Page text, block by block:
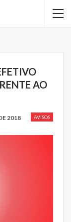
AO
AVISOS
2018